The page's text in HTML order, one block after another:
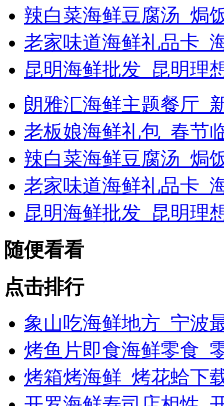
辣白菜海鲜豆腐汤_焗
老家味道海鲜礼品卡_
昆明海鲜批发_昆明理
朗雅汇海鲜主题餐厅_
老板娘海鲜礼包_春节
辣白菜海鲜豆腐汤_焗
老家味道海鲜礼品卡_
昆明海鲜批发_昆明理
随便看看
点击排行
象山吃海鲜地方_宁波
烤鱼片即食海鲜零食_
烤箱烤海鲜_烤花蛤下